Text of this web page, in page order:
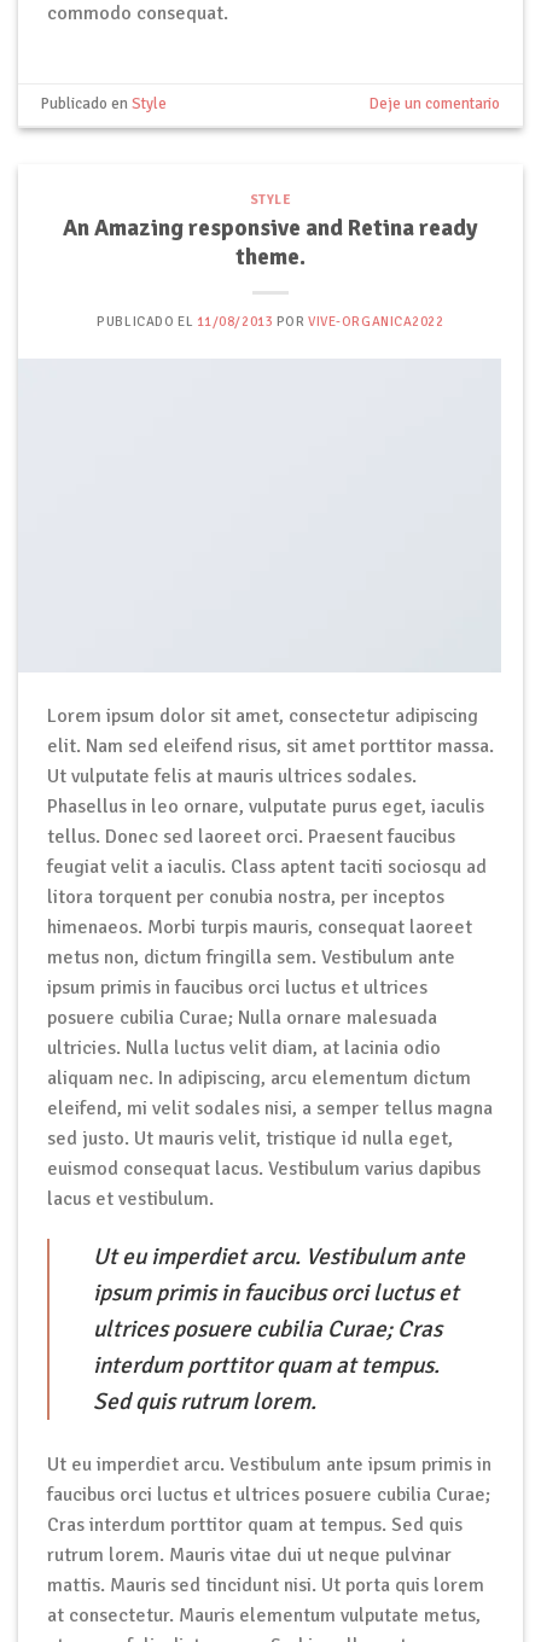
commodo consequat.
Publicado enStyle Deje un comentario
STYLE
An Amazing responsive and Retina ready
theme.
PUBLICADO EL 11/08/2013 PORVIVE-ORGANICA2022
Lorem ipsum dolor sit amet, consectetur adipiscing
elit. Nam sed eleifend risus, sit amet porttitor massa.
Ut vulputate felis at mauris ultrices sodales.
Phasellus in leo ornare, vulputate purus eget, iaculis
tellus. Donec sed laoreet orci. Praesent faucibus
feugiat velit a iaculis. Class aptent taciti sociosqu ad
litora torquent per conubia nostra, per inceptos
himenaeos. Morbi turpis mauris, consequat laoreet
metus non, dictum fringilla sem. Vestibulum ante
ipsum primis in faucibus orci luctus et ultrices
posuere cubilia Curae; Nulla ornare malesuada
ultricies. Nulla luctus velit diam, at lacinia odio
aliquam nec. In adipiscing, arcu elementum dictum
eleifend, mi velit sodales nisi, a semper tellus magna
sed justo. Ut mauris velit, tristique id nulla eget,
euismod consequat lacus. Vestibulum varius dapibus
lacus et vestibulum.
Ut eu imperdiet arcu. Vestibulum ante
ipsum primis in faucibus orci luctus et
ultrices posuere cubilia Curae; Cras
interdum porttitor quam at tempus.
Sed quis rutrum lorem.
Ut eu imperdiet arcu. Vestibulum ante ipsum primis in
faucibus orci luctus et ultrices posuere cubilia Curae;
Cras interdum porttitor quam at tempus. Sed quis
rutrum lorem. Mauris vitae dui ut neque pulvinar
mattis. Mauris sed tincidunt nisi. Ut porta quis lorem
at consectetur. Mauris elementum vulputate metus,